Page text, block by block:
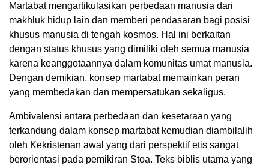
Martabat mengartikulasikan perbedaan manusia dari
makhluk hidup lain dan memberi pendasaran bagi posisi
khusus manusia di tengah kosmos. Hal ini berkaitan
dengan status khusus yang dimiliki oleh semua manusia
karena keanggotaannya dalam komunitas umat manusia.
Dengan demikian, konsep martabat memainkan peran
yang membedakan dan mempersatukan sekaligus.
Ambivalensi antara perbedaan dan kesetaraan yang
terkandung dalam konsep martabat kemudian diambilalih
oleh Kekristenan awal yang dari perspektif etis sangat
berorientasi pada pemikiran Stoa. Teks biblis utama yang